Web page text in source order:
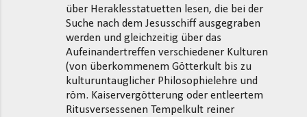
über Heraklesstatuetten lesen, die bei der
Suche nach dem Jesusschiff ausgegraben
werden und gleichzeitig über das
Aufeinandertreffen verschiedener Kulturen
(von überkommenem Götterkult bis zu
kulturuntauglicher Philosophielehre und
röm. Kaiservergötterung oder entleertem
Ritusversessenen Tempelkult reiner